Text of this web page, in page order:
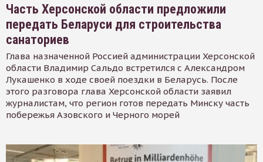
Часть Херсонской области предложили
передать Беларуси для строительства
санаториев
Глава назначенной Россией администрации Херсонской
области Владимир Сальдо встретился с Александром
Лукашенко в ходе своей поездки в Беларусь. После
этого разговора глава Херсонской области заявил
журналистам, что регион готов передать Минску часть
побережья Азовского и Черного морей